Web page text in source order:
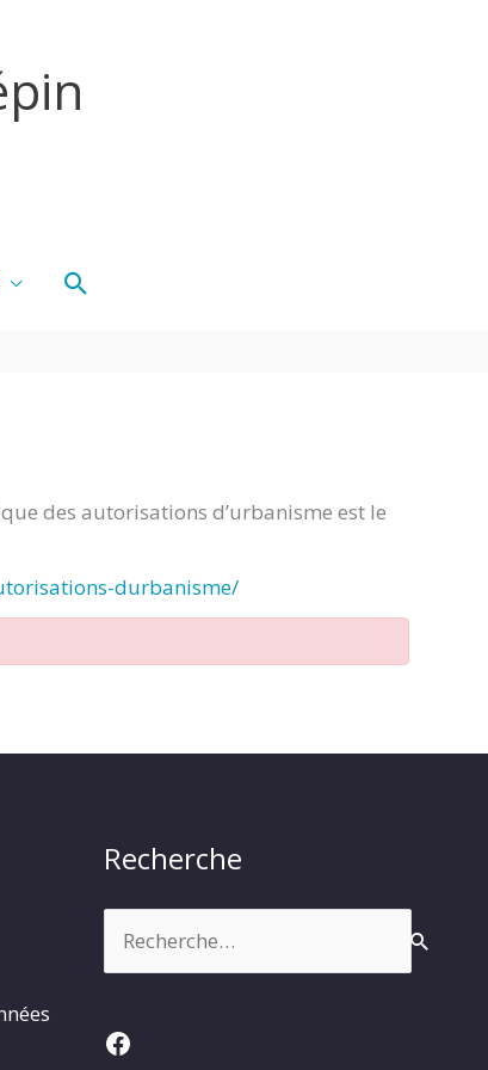
Rechercher
des autorisations d’urbanisme est le
durbanisme/
Recherche
Facebook